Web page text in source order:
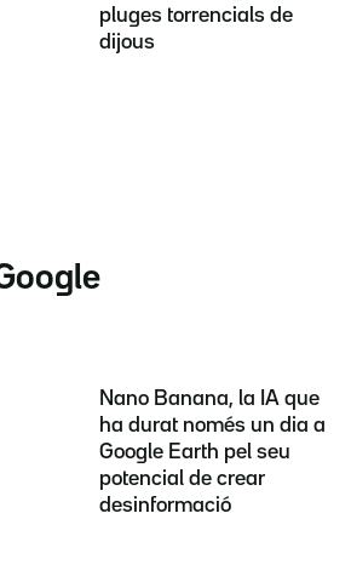
pluges torrencials de
dijous
Nano Banana, la IA que
ha durat només un dia a
Google Earth pel seu
potencial de crear
desinformació